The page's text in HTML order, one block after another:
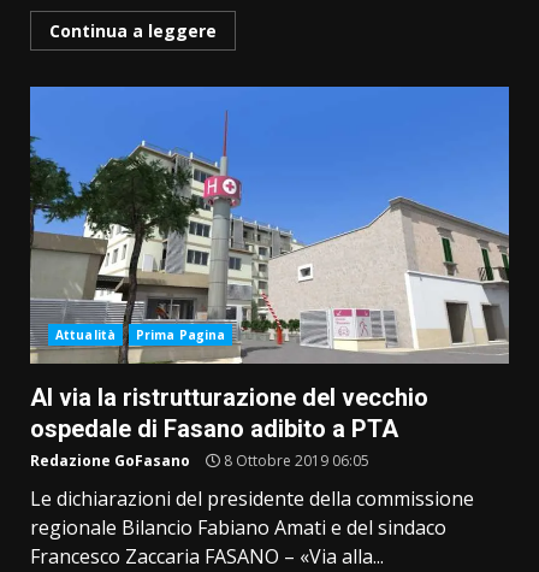
Continua a leggere
Attualità Prima Pagina
Al via la ristrutturazione del vecchio
ospedale di Fasano adibito a PTA
Redazione GoFasano 8 Ottobre 2019 06:05
Le dichiarazioni del presidente della commissione
regionale Bilancio Fabiano Amati e del sindaco
Francesco Zaccaria FASANO – «Via alla...